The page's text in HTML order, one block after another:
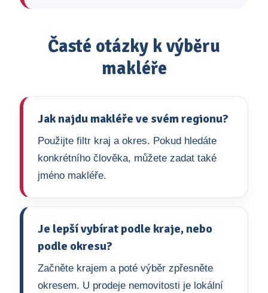
Časté otázky k výběru
makléře
Jak najdu makléře ve svém regionu?
Použijte filtr kraj a okres. Pokud hledáte
konkrétního člověka, můžete zadat také
jméno makléře.
Je lepší vybírat podle kraje, nebo
podle okresu?
Začněte krajem a poté výběr zpřesněte
okresem. U prodeje nemovitosti je lokální